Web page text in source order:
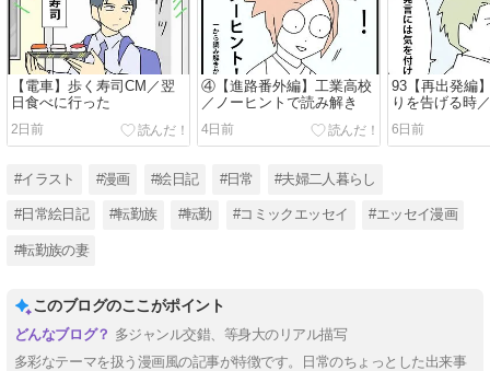
【電車】歩く寿司CM／翌
日食べに行った
2日前
④【進路番外編】工業高校
／ノーヒントで読み解き
4日前
93【再出発編
りを告げる時
なる時９
6日前
#イラスト #漫画 #絵日記 #日常 #夫婦二人暮らし
#日常絵日記 #転勤族 #転勤 #コミックエッセイ #エッセイ漫画
#転勤族の妻
このブログのここがポイント
多ジャンル交錯、等身大のリアル描写
多彩なテーマを扱う漫画風の記事が特徴です。日常のちょっとした出来事